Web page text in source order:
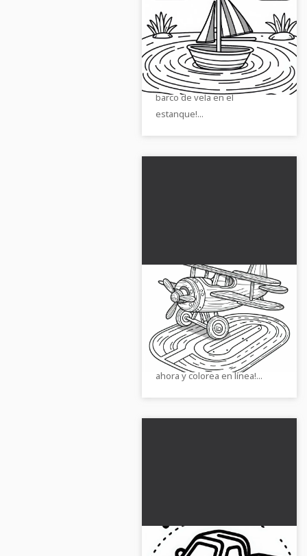
Barco de vela de
juguete Flota en el
estanque - Plantilla
para colorear gratuita
Deja volar tu creatividad con
nuestra plantilla de pintura
gratuita. ¡Descarga ahora el
barco de vela en el
estanque!...
El avión de juguete de
madera está listo para
despegar - Dibujo para
colorear gratuito
Imagen para colorear creativa
de un avión de juguete de
madera. ¡Descárgala gratis
ahora y colorea en línea!...
Plantilla de dibujo de